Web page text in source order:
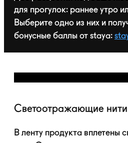
для прогулок: раннее утро
Выберите одно из них и
бонусные баллы от staya:
Светоотражающие нити
В ленту продукта вплетены